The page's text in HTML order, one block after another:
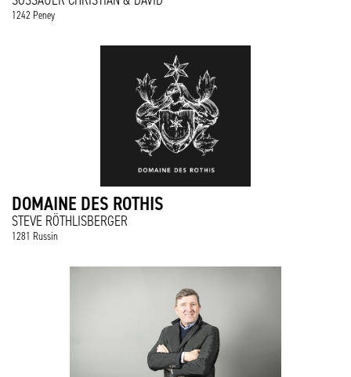
1242 Peney
DOMAINE DES ROTHIS
STEVE RÖTHLISBERGER
1281 Russin